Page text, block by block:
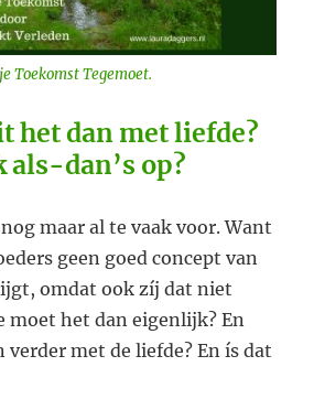
Toekomst Tegemoet.
het dan met liefde?
als-dan’s op?
maar al te vaak voor. Want
geen goed concept van
omdat ook zíj dat niet
moet het dan eigenlijk? En
verder met de liefde? En ís dat